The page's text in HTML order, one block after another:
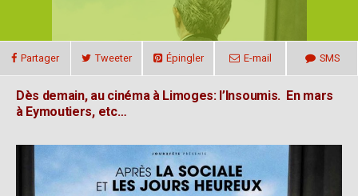
Partager Tweeter Épingler E-mail SMS
Dès demain, au cinéma à Limoges: l’Insoumis. En mars
à Eymoutiers, etc…